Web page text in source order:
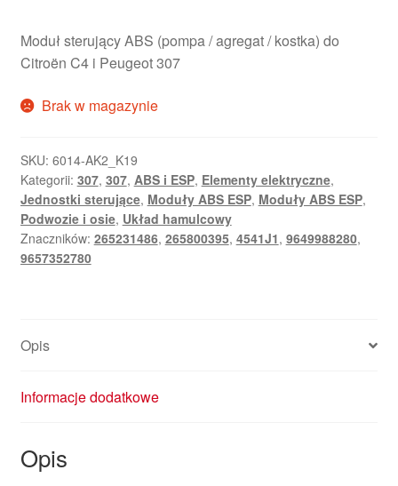
Moduł sterujący ABS (pompa / agregat / kostka) do
Citroën C4 i Peugeot 307
Brak w magazynie
SKU: 6014-AK2_K19
Kategorii: 307, 307, ABS i ESP, Elementy elektryczne,
Jednostki sterujące, Moduły ABS ESP, Moduły ABS ESP,
Podwozie i osie, Układ hamulcowy
Znaczników: 265231486, 265800395, 4541J1, 9649988280,
9657352780
Opis
Informacje dodatkowe
Opis